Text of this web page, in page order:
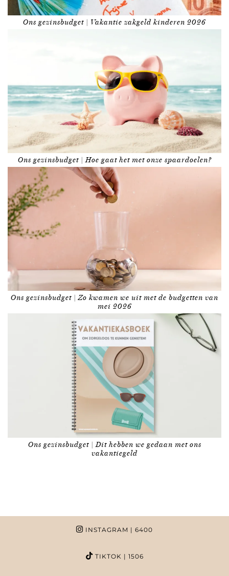
Ons gezinsbudget | Vakantie zakgeld kinderen 2026
Ons gezinsbudget | Hoe gaat het met onze spaardoelen?
Ons gezinsbudget | Zo kwamen we uit met de budgetten van
mei 2026
Ons gezinsbudget | Dit hebben we gedaan met ons
vakantiegeld
INSTAGRAM | 6400
TIKTOK | 1506